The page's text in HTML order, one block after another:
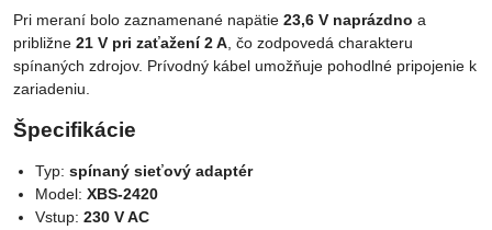
Pri meraní bolo zaznamenané napätie 23,6 V naprázdno a
približne 21 V pri zaťažení 2 A, čo zodpovedá charakteru
spínaných zdrojov. Prívodný kábel umožňuje pohodlné pripojenie k
zariadeniu.
Špecifikácie
Typ: spínaný sieťový adaptér
Model: XBS-2420
Vstup: 230 V AC